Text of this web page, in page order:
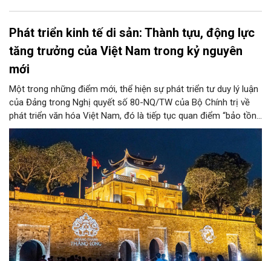
Phát triển kinh tế di sản: Thành tựu, động lực
tăng trưởng của Việt Nam trong kỷ nguyên
mới
Một trong những điểm mới, thể hiện sự phát triển tư duy lý luận
của Đảng trong Nghị quyết số 80-NQ/TW của Bộ Chính trị về
phát triển văn hóa Việt Nam, đó là tiếp tục quan điểm “bảo tồn
và phát huy giá trị di sản văn hóa gắn kết với phát triển kinh tế -
xã hội và du lịch”; đồng thời, nâng lên một tầm cao mới: “phát
triển kinh tế di sản”.